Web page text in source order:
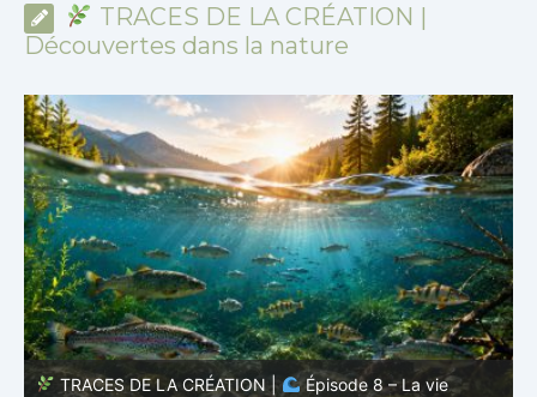
TRACES DE LA CRÉATION |
Découvertes dans la nature
TRACES DE LA CRÉATION |
Épisode 8 – La vie